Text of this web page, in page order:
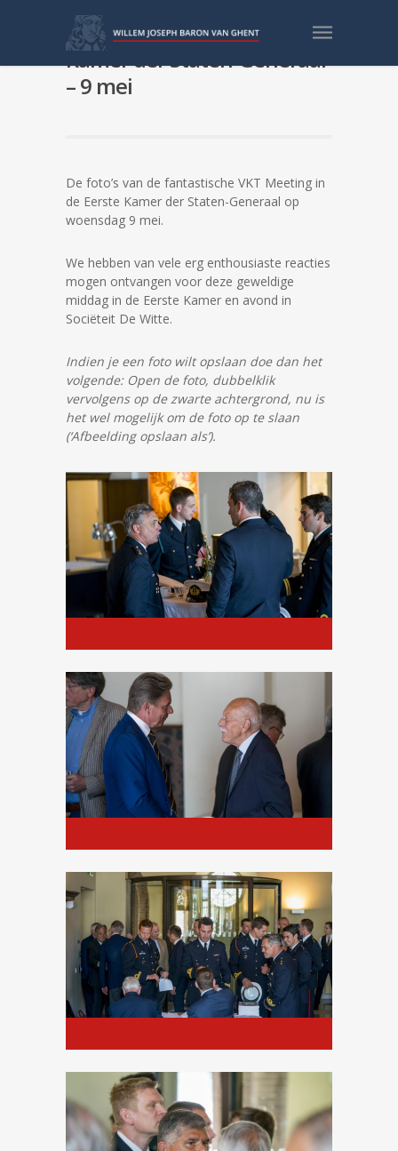
Foto’s VKT Meeting Eerste
Kamer der Staten-Generaal
– 9 mei
De foto’s van de fantastische VKT Meeting in
de Eerste Kamer der Staten-Generaal op
woensdag 9 mei.
We hebben van vele erg enthousiaste reacties
mogen ontvangen voor deze geweldige
middag in de Eerste Kamer en avond in
Sociëteit De Witte.
Indien je een foto wilt opslaan doe dan het
volgende: Open de foto, dubbelklik
vervolgens op de zwarte achtergrond, nu is
het wel mogelijk om de foto op te slaan
(‘Afbeelding opslaan als’).